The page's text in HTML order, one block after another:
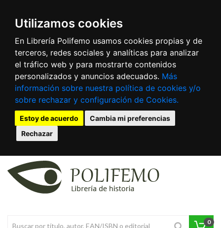
Utilizamos cookies
En Librería Polifemo usamos cookies propias y de
terceros, redes sociales y analíticas para analizar
el tráfico web y para mostrarte contenidos
personalizados y anuncios adecuados. Más
información sobre nuestra política de cookies y/o
sobre rechazar y configuración de Cookies.
Estoy de acuerdo
Cambia mi preferencias
Rechazar
0